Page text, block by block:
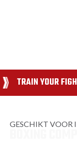
TRAIN YOUR
GESCHIKT VOOR